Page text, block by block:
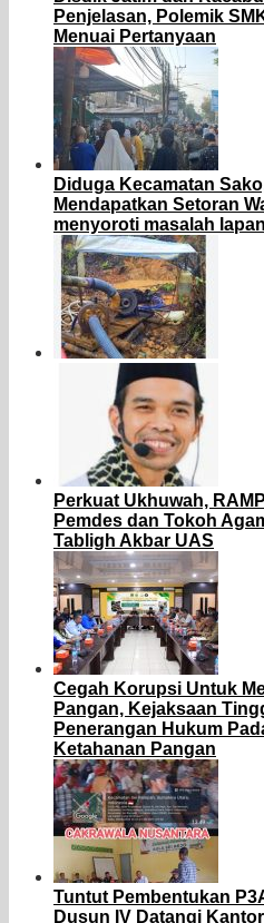
Penjelasan, Polemik
Menuai Pertanyaan
Diduga Kecamatan
Mendapatkan Setoran
menyoroti masalah
Perkuat Ukhuwah,
Pemdes dan Tokoh
Tabligh Akbar UAS
Cegah Korupsi Untuk
Pangan, Kejaksaan
Penerangan Hukum
Ketahanan Pangan
Tuntut Pembentukan
Dusun IV Datangi